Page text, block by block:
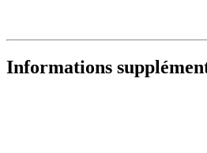
Informations